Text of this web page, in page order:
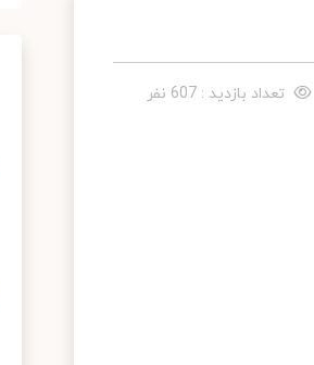
تعداد بازدید : 607 نفر